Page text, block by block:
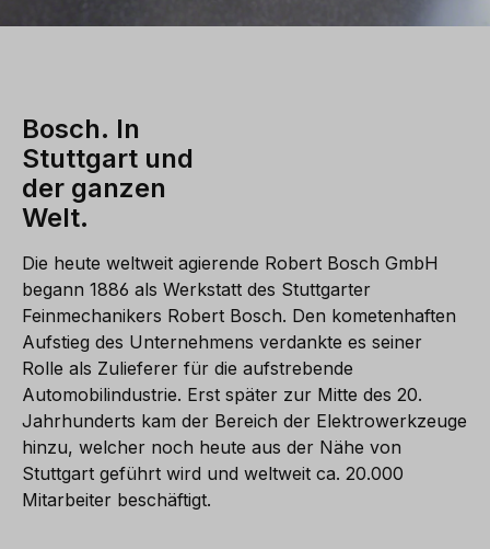
Bosch. In
Stuttgart und
der ganzen
Welt.
Die heute weltweit agierende Robert Bosch GmbH
begann 1886 als Werkstatt des Stuttgarter
Feinmechanikers Robert Bosch. Den kometenhaften
Aufstieg des Unternehmens verdankte es seiner
Rolle als Zulieferer für die aufstrebende
Automobilindustrie. Erst später zur Mitte des 20.
Jahrhunderts kam der Bereich der Elektrowerkzeuge
hinzu, welcher noch heute aus der Nähe von
Stuttgart geführt wird und weltweit ca. 20.000
Mitarbeiter beschäftigt.